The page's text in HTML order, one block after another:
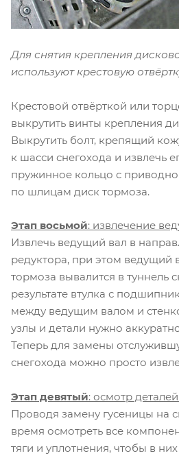
Для снятия крепления
используют крестовую
Крестовой отвёрткой или
выкрутить винты крепления
Выкрутить болт, крепящий
к шасси снегохода и извлечь
пружинное кольцо с
по шлицам диск тормоза.
Этап восьмой: извлечение
Извлечь ведущий вал в
редуктора, при этом ведущий
тормоза вывалится в туннель
результате втулка с
между ведущим валом и
узлы и детали нужно
Теперь для замены
снегохода можно просто
Этап девятый: осмотр
Проводя замену гусеницы на
время осмотреть все
тяги и уплотнения, чтобы в